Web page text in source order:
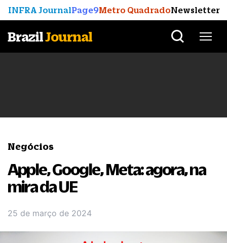
INFRA JournalPage9Metro QuadradoNewsletter
BrazilJournal
Negócios
Apple, Google, Meta: agora, na
mira da UE
25 de março de 2024